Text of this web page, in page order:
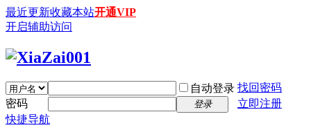
最近更新收藏本站开通VIP
开启辅助访问
自动登录 找回密码
密码
登录
立即注册
快捷导航